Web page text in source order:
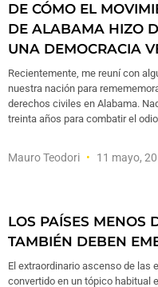
DE CÓMO EL
DE ALABAMA HIZO
UNA DEMOCRACIA
Recientemente, me reuní con
nuestra nación para
derechos civiles en Alabama.
treinta años para combatir el
Mauro Teodori 11 mayo,
LOS PAÍSES MENOS
TAMBIÉN DEBEN
El extraordinario ascenso de las
convertido en un tópico habitual